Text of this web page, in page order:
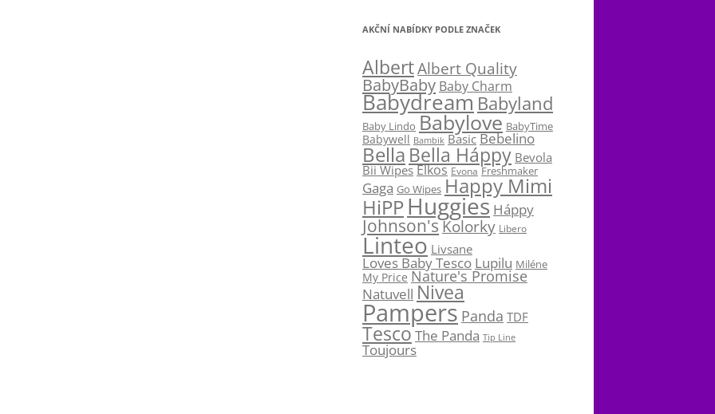
AKČNÍ NABÍDKY PODLE ZNAČEK
AlbertAlbert Quality
BabyBaby Baby Charm
Babydream Babyland
Baby Lindo Babylove BabyTime
Babywell Bambik Basic Bebelino
BellaBella Háppy Bevola
Bii Wipes Elkos Evona Freshmaker
Gaga Go Wipes Happy Mimi
HiPP Huggies Háppy
Johnson'sKolorky Libero
Linteo Livsane
Loves Baby Tesco Lupilu Miléne
My Price Nature's Promise
Natuvell Nivea
Pampers Panda TDF
Tesco The Panda Tip Line
Toujours